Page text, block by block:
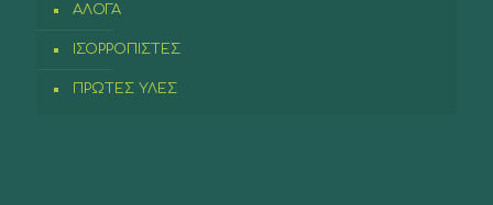
ΑΛΟΓΑ
ΙΣΟΡΡΟΠΙΣΤΕΣ
ΠΡΩΤΕΣ ΥΛΕΣ